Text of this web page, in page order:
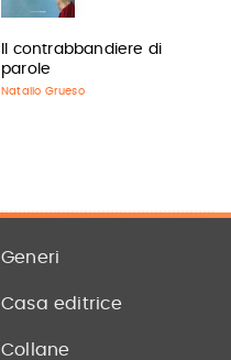
Il contrabbandiere di
parole
Natalio Grueso
Generi
Casa editrice
Collane